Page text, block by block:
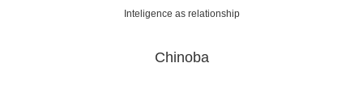
Inteligence as relationship
Chinoba